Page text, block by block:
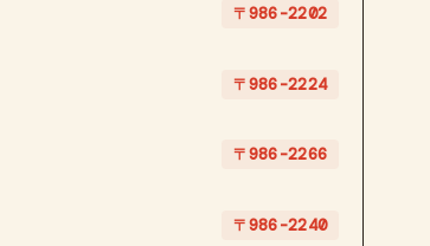
〒986-2202
〒986-2224
〒986-2266
〒986-2240